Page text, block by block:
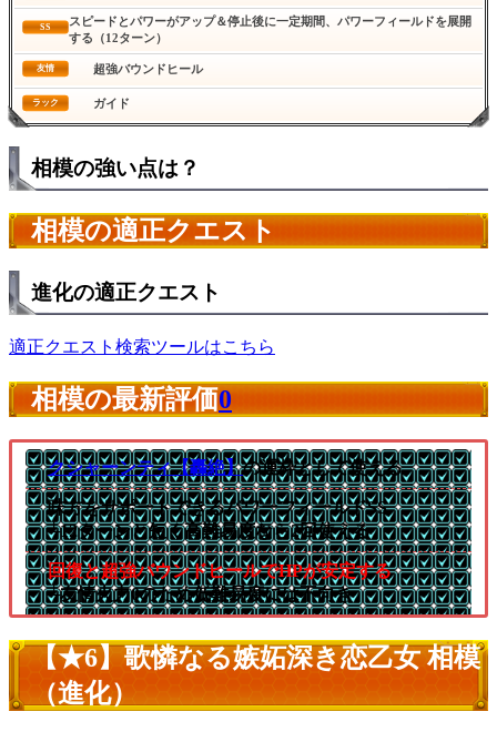
SS
スピードとパワーがアップ＆停止後に一定期間、パワーフィールドを展開
する（12ターン）
友情 超強バウンドヒール
ラック ガイド
相模の強い点は？
相模の適正クエスト
進化の適正クエスト
適正クエスト検索ツールはこちら
相模の最新評価0
クシャーンティ【轟絶】の運枠として使える
味方をサポートできるパワーフィールドSS
└12ターンと短く高難易度なら2回使える
回復と超強バウンドヒールでHPが安定する
└友情火力0のため低難易度には不向き
【★6】歌憐なる嫉妬深き恋乙女 相模
（進化）